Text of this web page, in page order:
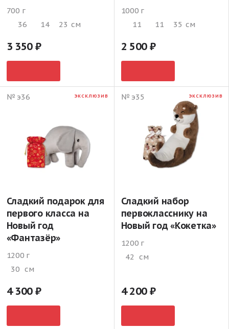
700 г
36
14 23 см
3 350
1000 г
11
11 35 см
2 500
№ э36 ЭКСКЛЮЗИВ
Сладкий подарок для
первого класса на
Новый год
«Фантазёр»
1200 г
30 см
4 300
№ э35 ЭКСКЛЮЗИВ
Сладкий набор
первокласснику на
Новый год «Кокетка»
1200 г
42 см
4 200